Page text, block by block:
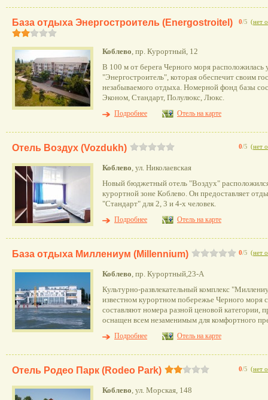
0/5 (нет
База отдыха Энергостроитель (Energostroitel)
Коблево, пр. Курортный, 12
В 100 м от берега Черного моря расположилась
"Энергостроитель", которая обеспечит своим
незабываемого отдыха. Номерной фонд базы
Эконом, Стандарт, Полулюкс, Люкс.
Подробнее
Отель на карте
0/5 (нет
Отель Воздух (Vozdukh)
Коблево, ул. Николаевская
Новый бюджетный отель "Воздух"
курортной зоне Коблево. Он предоставляет
"Стандарт" для 2, 3 и 4-х человек.
Подробнее
Отель на карте
0/5 (нет
База отдыха Миллениум (Millennium)
Коблево, пр. Курортный,23-А
Культурно-развлекательный комплекс
известном курортном побережье Черного моря
составляют номера разной ценовой категории,
оснащен всем незаменимым для комфортного
Подробнее
Отель на карте
0/5 (нет
Отель Родео Парк (Rodeo Park)
Коблево, ул. Морская, 148